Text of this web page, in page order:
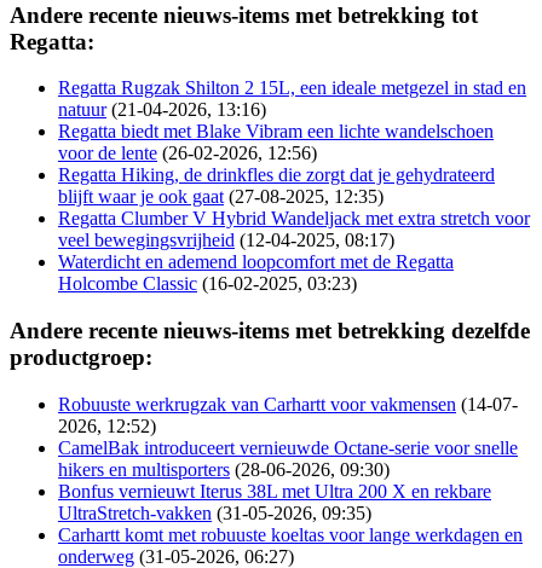
Andere recente nieuws-items met betrekking tot
Regatta:
Regatta Rugzak Shilton 2 15L, een ideale metgezel in stad en
natuur (21-04-2026, 13:16)
Regatta biedt met Blake Vibram een lichte wandelschoen
voor de lente (26-02-2026, 12:56)
Regatta Hiking, de drinkfles die zorgt dat je gehydrateerd
blijft waar je ook gaat (27-08-2025, 12:35)
Regatta Clumber V Hybrid Wandeljack met extra stretch voor
veel bewegingsvrijheid (12-04-2025, 08:17)
Waterdicht en ademend loopcomfort met de Regatta
Holcombe Classic (16-02-2025, 03:23)
Andere recente nieuws-items met betrekking dezelfde
productgroep:
Robuuste werkrugzak van Carhartt voor vakmensen (14-07-
2026, 12:52)
CamelBak introduceert vernieuwde Octane-serie voor snelle
hikers en multisporters (28-06-2026, 09:30)
Bonfus vernieuwt Iterus 38L met Ultra 200 X en rekbare
UltraStretch-vakken (31-05-2026, 09:35)
Carhartt komt met robuuste koeltas voor lange werkdagen en
onderweg (31-05-2026, 06:27)